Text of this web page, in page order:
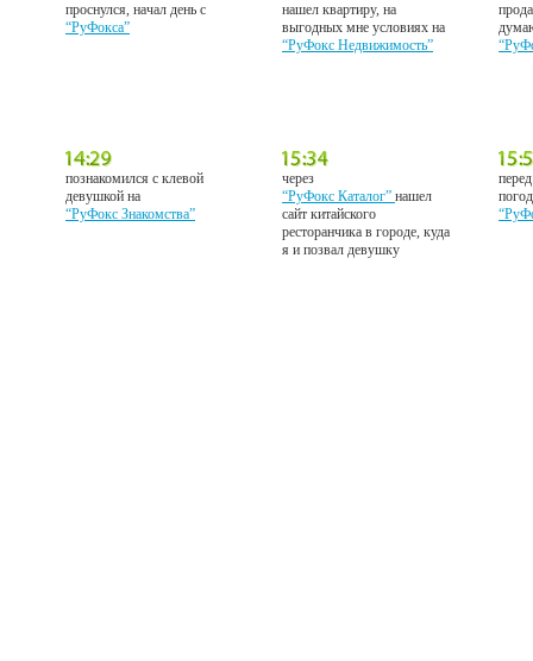
проснулся, начал день с
“РуФокса”
нашел квартиру, на
выгодных мне условиях на
“РуФокс Недвижимость”
познакомился с клевой
девушкой на
“РуФокс Знакомства”
через
“РуФокс Каталог”нашел
сайт китайского
ресторанчика в городе, куда
я и позвал девушку